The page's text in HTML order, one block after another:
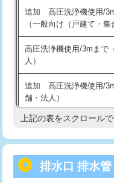
廃棄・処分
※給水管工事は20mmま
給水管工事※（支持金具
給水管工事※（保温材使
め込み）)
給水管工事※（土の掘削
業)
給水管工事※（塩ビ管（
用/3ｍまで)
用（追加）/3ｍ超え)
追加 高圧洗浄機使用/
（一般向け（戸建て・集
高圧洗浄機使用/3mまで
人）
追加 高圧洗浄機使用/
舗・法人）
高度高圧洗浄換
トーラー機使用/3mまで
上記の表をスクロール
排水口 排水管